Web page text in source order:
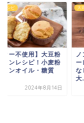
大豆粉レシピ
ノンオイル大豆粉クッキ
ーレシピ♪卵なしバター
なし小麦粉なし！簡単
2024年8月14日